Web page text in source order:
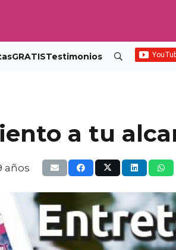
GRATISTestimonios
a tu
años